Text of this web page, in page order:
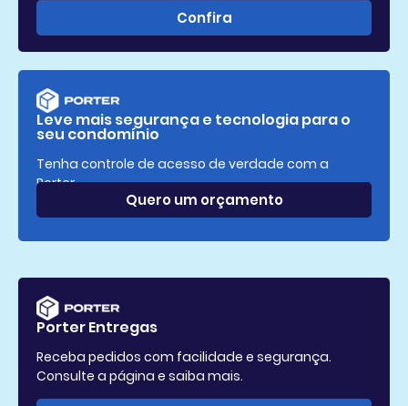
Confira
Leve mais segurança e tecnologia para o
seu condomínio
Tenha controle de acesso de verdade com a
Porter.
Quero um orçamento
Porter Entregas
Receba pedidos com facilidade e segurança.
Consulte a página e saiba mais.